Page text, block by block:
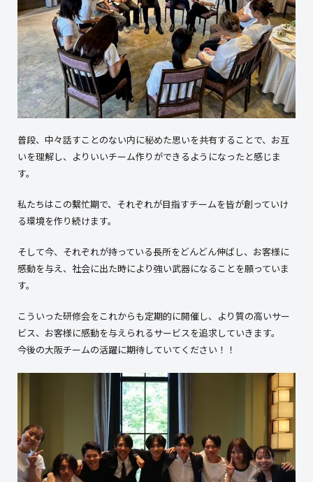
普段、中々話すことのない内に秘めた思いを共有することで、お互
いを理解し、よりいいチーム作りができるようになったと感じま
す。
私たちはこの繫忙期で、それぞれが目指すチームを皆が創っていけ
る環境を作り続けます。
そして今、それぞれが持っている長所をどんどん伸ばし、お客様に
感動を与え、社会に出た時により強い武器になることを願っていま
す。
こういった研修会をこれからも定期的に開催し、より質の高いサー
ビス、お客様に感動を与えられるサービスを追求していきます。
今後の大阪チームの活躍に期待していてください！！